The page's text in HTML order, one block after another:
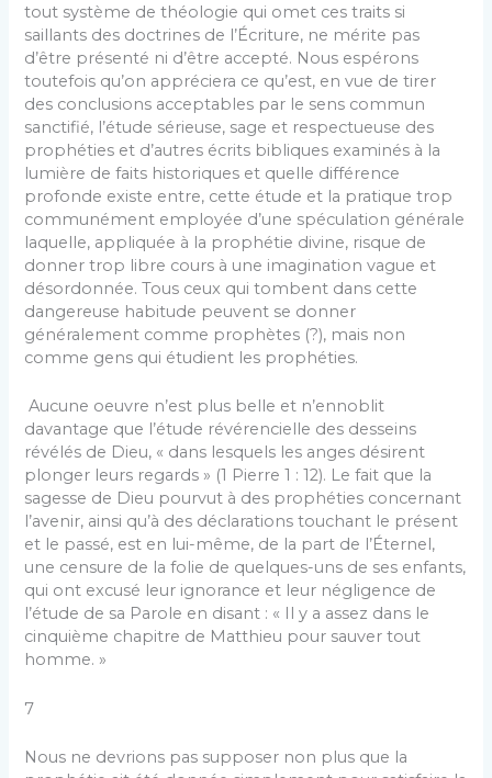
tout système de théologie qui omet ces traits si
saillants des doctrines de l’Écriture, ne mérite pas
d’être présenté ni d’être accepté. Nous espérons
toutefois qu’on appréciera ce qu’est, en vue de tirer
des conclusions acceptables par le sens commun
sanctifié, l’étude sérieuse, sage et respectueuse des
prophéties et d’autres écrits bibliques examinés à la
lumière de faits historiques et quelle différence
profonde existe entre, cette étude et la pratique trop
communément employée d’une spéculation générale
laquelle, appliquée à la prophétie divine, risque de
donner trop libre cours à une imagination vague et
désordonnée. Tous ceux qui tombent dans cette
dangereuse habitude peuvent se donner
généralement comme prophètes (?), mais non
comme gens qui étudient les prophéties.
Aucune oeuvre n’est plus belle et n’ennoblit
davantage que l’étude révérencielle des desseins
révélés de Dieu, « dans lesquels les anges désirent
plonger leurs regards » (1 Pierre 1 : 12). Le fait que la
sagesse de Dieu pourvut à des prophéties concernant
l’avenir, ainsi qu’à des déclarations touchant le présent
et le passé, est en lui-même, de la part de l’Éternel,
une censure de la folie de quelques-uns de ses enfants,
qui ont excusé leur ignorance et leur négligence de
l’étude de sa Parole en disant : « Il y a assez dans le
cinquième chapitre de Matthieu pour sauver tout
homme. »
7
Nous ne devrions pas supposer non plus que la